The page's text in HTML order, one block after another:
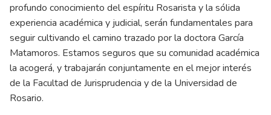
profundo conocimiento del espíritu Rosarista y la sólida
experiencia académica y judicial, serán fundamentales para
seguir cultivando el camino trazado por la doctora García
Matamoros. Estamos seguros que su comunidad académica
la acogerá, y trabajarán conjuntamente en el mejor interés
de la Facultad de Jurisprudencia y de la Universidad de
Rosario.